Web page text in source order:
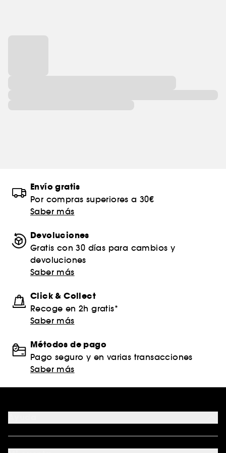
y brillo!
REVELA EL POTENCIAL DE TU PIEL CON UNA RUTINA
• Primero, utiliza el suero Vital Perfection Liftdefine
Radiance
• A continuación, aplicar Crema Avanzada
Edificante y Reafirmante Suave
Edificante y Reafirmante
¡AHORA RECARGABLE!
Soft reduce significativamente los residuos de
plástico hasta en un 79% en comparación con la
Uplifting and Firming Advanced Cream Soft
Envío gratis
Por compras superiores a 30€
Saber más
Devoluciones
Gratis con 30 días para cambios y
devoluciones
Saber más
Click & Collect
Recoge en 2h gratis*
Saber más
Métodos de pago
Pago seguro y en varias transacciones
Saber más
FAQ
Formas de pago